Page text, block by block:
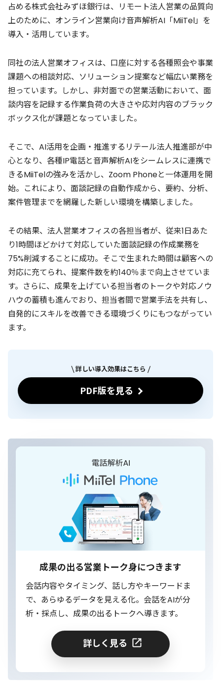
占める株式会社みずほ銀行は、リモート法人営業の品質向
上のために、オンライン営業向け音声解析AI「MiiTel」を
導入・活用しています。
同社の法人営業オフィスは、口座に対する各種照会や事業
課題への相談対応、ソリューション提案など幅広い業務を
担っています。しかし、非対面での営業活動において、面
談内容を記録する作業負荷の大きさや応対内容のブラック
ボックス化が課題となっていました。
そこで、AI活用を企画・推進するリテール法人推進部が中
心となり、各種IP電話と音声解析AIをシームレスに連携で
きるMiiTelの強みを活かし、Zoom Phoneと一体運用を開
始。これにより、面談記録の自動作成から、要約、分析、
案件管理までを網羅した新しい環境を構築しました。
その結果、法人営業オフィスの各担当者が、従来1日あた
り1時間ほどかけて対応していた面談記録の作成業務を
75%削減することに成功。そこで生まれた時間は顧客への
対応に充てられ、提案件数を約140％まで向上させていま
す。さらに、成果を上げている担当者のトークや対応ノウ
ハウの蓄積も進んでおり、担当者間で営業手法を共有し、
自発的にスキルを改善できる環境づくりにもつながってい
ます。
詳しい導入効果はこちら
PDF版を見る
成果の出る営業トーク身につきます
会話内容やタイミング、話し方やキーワードま
で、あらゆるデータを見える化。会話をAIが分
析・採点し、成果の出るトークへ導きます。
詳しく見る